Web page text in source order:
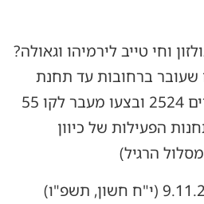
וחי טייב לירמיהו וגאולה?
שעובר ברחובות עד תחנת
מסוף הר נוף/כנפי נשרים 2524 ובצעו מעבר לקו 55
הפעילות של כיוון
הרגיל)
החל מיום ראשון, 9.11.2025 (י"ח חשון, תשפ"ו)